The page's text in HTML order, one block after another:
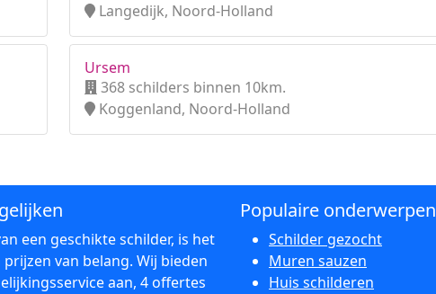
Langedijk, Noord-Holland
Ursem
368 schilders binnen 10km.
Koggenland, Noord-Holland
een geschikte schilder, is het
van belang. Wij bieden
aan, 4 offertes
Populaire onderwerpen
Schilder gezocht
Muren sauzen
Huis schilderen